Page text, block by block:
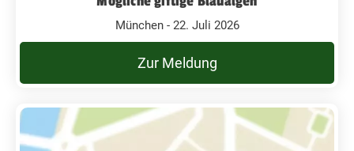
München - 22. Juli 2026
Zur Meldung